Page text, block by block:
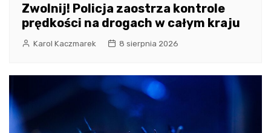
Zwolnij! Policja zaostrza kontrole
prędkości na drogach w całym kraju
Karol Kaczmarek 8 sierpnia 2026